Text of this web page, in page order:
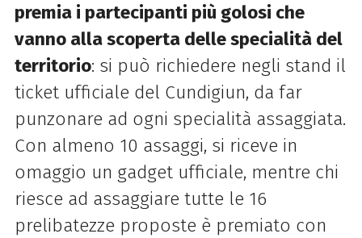
premia i partecipanti più golosi che
vanno alla scoperta delle specialità del
territorio: si può richiedere negli stand il
ticket ufficiale del Cundigiun, da far
punzonare ad ogni specialità assaggiata.
Con almeno 10 assaggi, si riceve in
omaggio un gadget ufficiale, mentre chi
riesce ad assaggiare tutte le 16
prelibatezze proposte è premiato con